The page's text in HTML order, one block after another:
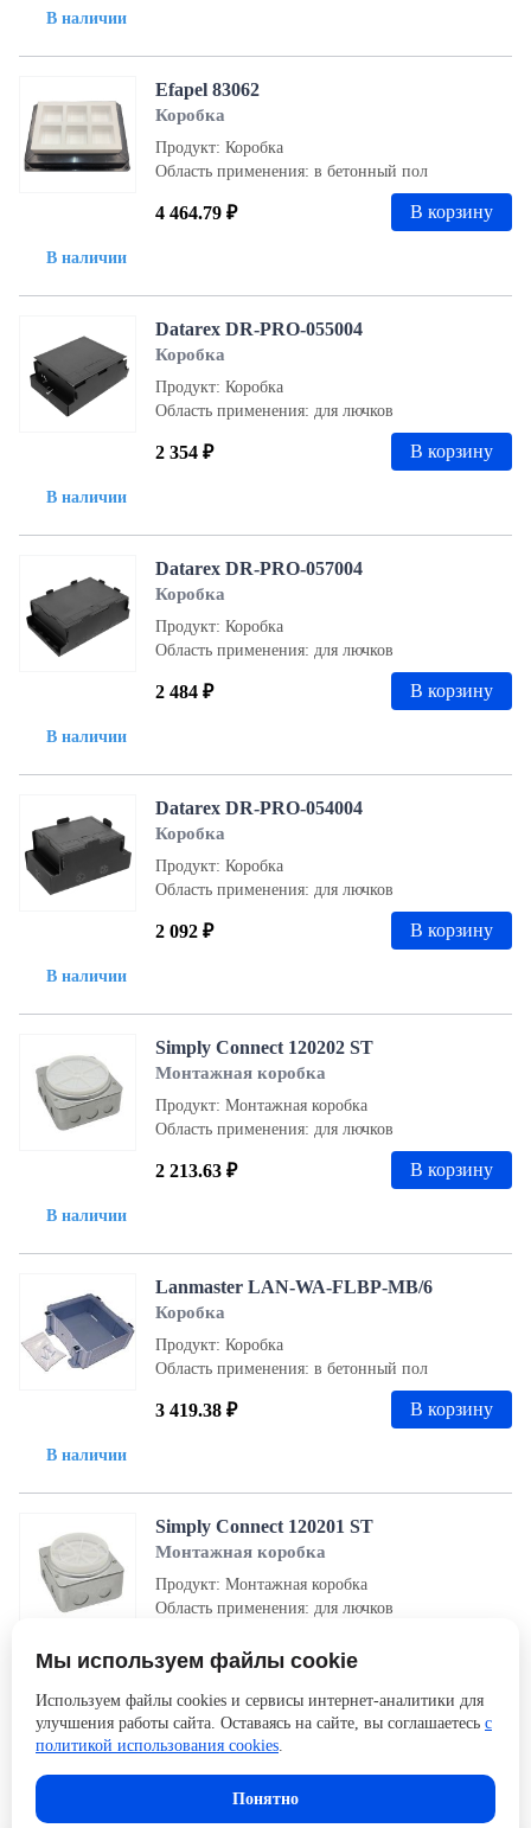
В наличии
В наличии
Efapel 83062
Коробка
Продукт: Коробка
Область применения: в бетонный пол
4 464.79 ₽ В корзину
В наличии
Datarex DR-PRO-055004
Коробка
Продукт: Коробка
Область применения: для лючков
2 354 ₽ В корзину
В наличии
Datarex DR-PRO-057004
Коробка
Продукт: Коробка
Область применения: для лючков
2 484 ₽ В корзину
В наличии
Datarex DR-PRO-054004
Коробка
Продукт: Коробка
Область применения: для лючков
2 092 ₽ В корзину
В наличии
Simply Connect 120202 ST
Монтажная коробка
Продукт: Монтажная коробка
Область применения: для лючков
2 213.63 ₽ В корзину
В наличии
Lanmaster LAN-WA-FLBP-MB/6
Коробка
Продукт: Коробка
Область применения: в бетонный пол
3 419.38 ₽ В корзину
Под заказ
Simply Connect 120201 ST
Монтажная коробка
Продукт: Монтажная коробка
Область применения: для лючков
1 377.67 ₽
Мы используем файлы cookie
Используем файлы cookies и сервисы интернет-аналитики для
улучшения работы сайта. Оставаясь на сайте, вы соглашаетесь с
политикой использования cookies.
Понятно